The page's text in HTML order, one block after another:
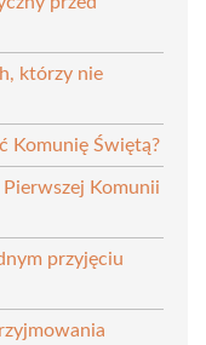
którzy nie
Komunię Świętą?
Komunii
przyjęciu